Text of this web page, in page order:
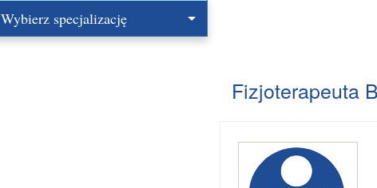
Wybierz specjalizację
Fizjoterapeuta